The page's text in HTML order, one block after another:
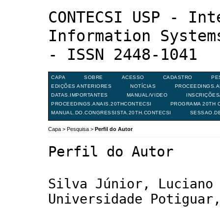
CONTECSI USP -
Information
- ISSN 2448-1041
CAPA SOBRE ACESSO CADASTRO
EDIÇÕES ANTERIORES
NOTÍCIAS
DATAS.IMPORTANTES
MANUAL/VIDEO
PROCEEDINGS.ANAIS.20THCONTECSI
PROGRAMA 20TH
MANUAL.DO.CONGRESSISTA.20TH.CONTECSI
Capa > Pesquisa > Perfil do Autor
Perfil do Autor
Silva Júnior, Luciano
Universidade